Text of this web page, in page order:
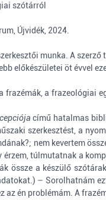
szótárról
Újvidék, 2024.
munka. A
előkészületei öt évvel
a frazeológiai
című hatalmas
szerkesztést, a
nem kevertem
túlmutatnak a
össze a készülő
– Sorolhatnám
én problémám. A